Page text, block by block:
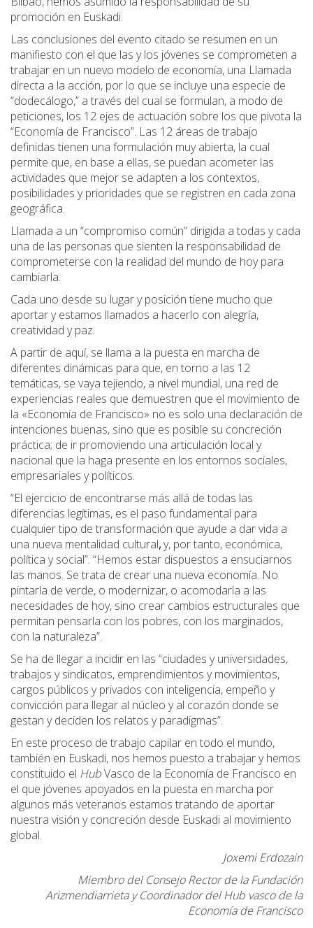
promoción en Euskadi.
Las conclusiones del evento citado se resumen en un
manifiesto con el que las y los jóvenes se comprometen a
trabajar en un nuevo modelo de economía, una Llamada
directa a la acción, por lo que se incluye una especie de
“dodecálogo,” a través del cual se formulan, a modo de
peticiones, los 12 ejes de actuación sobre los que pivota la
“Economía de Francisco”. Las 12 áreas de trabajo
definidas tienen una formulación muy abierta, la cual
permite que, en base a ellas, se puedan acometer las
actividades que mejor se adapten a los contextos,
posibilidades y prioridades que se registren en cada zona
geográfica.
Llamada a un “compromiso común” dirigida a todas y cada
una de las personas que sienten la responsabilidad de
comprometerse con la realidad del mundo de hoy para
cambiarla.
Cada uno desde su lugar y posición tiene mucho que
aportar y estamos llamados a hacerlo con alegría,
creatividad y paz.
A partir de aquí, se llama a la puesta en marcha de
diferentes dinámicas para que, en torno a las 12
temáticas, se vaya tejiendo, a nivel mundial, una red de
experiencias reales que demuestren que el movimiento de
la «Economía de Francisco» no es solo una declaración de
intenciones buenas, sino que es posible su concreción
práctica; de ir promoviendo una articulación local y
nacional que la haga presente en los entornos sociales,
empresariales y políticos.
“El ejercicio de encontrarse más allá de todas las
diferencias legítimas, es el paso fundamental para
cualquier tipo de transformación que ayude a dar vida a
una nueva mentalidad cultural,y, por tanto, económica,
política y social”. “Hemos estar dispuestos a ensuciarnos
las manos. Se trata de crear una nueva economía. No
pintarla de verde, o modernizar, o acomodarla a las
necesidades de hoy, sino crear cambios estructurales que
permitan pensarla con los pobres, con los marginados,
con la naturaleza”.
Se ha de llegar a incidir en las “ciudades y universidades,
trabajos y sindicatos, emprendimientos y movimientos,
cargos públicos y privados con inteligencia, empeño y
convicción para llegar al núcleo y al corazón donde se
gestan y deciden los relatos y paradigmas”.
En este proceso de trabajo capilar en todo el mundo,
también en Euskadi, nos hemos puesto a trabajar y hemos
constituido el HubVasco de la Economía de Francisco en
el que jóvenes apoyados en la puesta en marcha por
algunos más veteranos estamos tratando de aportar
nuestra visión y concreción desde Euskadi al movimiento
global.
Joxemi Erdozain
Miembro del Consejo Rector de la Fundación
Arizmendiarrieta y Coordinador del Hub vasco de la
Economía de Francisco